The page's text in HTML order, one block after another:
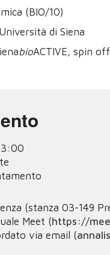
(BIO/10)
di Siena
bioACTIVE, spin
(stanza 03-149
Meet (https://
via email (